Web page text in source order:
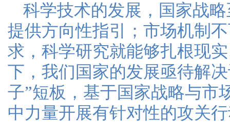
科学技术的发展，国家战
提供方向性指引；市场机制
求，科学研究就能够扎根现
下，我们国家的发展亟待解
子”短板，基于国家战略与市
中力量开展有针对性的攻关